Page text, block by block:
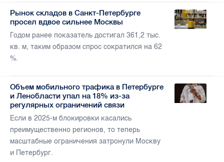
Рынок складов в Санкт-Петербурге
просел вдвое сильнее Москвы
Годом ранее показатель достигал 361,2 тыс.
кв. м, таким образом спрос сократился на 62
%.
Объем мобильного трафика в Петербурге
и Ленобласти упал на 18% из-за
регулярных ограничений связи
Если в 2025-м блокировки касались
преимущественно регионов, то теперь
масштабные ограничения затронули Москву
и Петербург.